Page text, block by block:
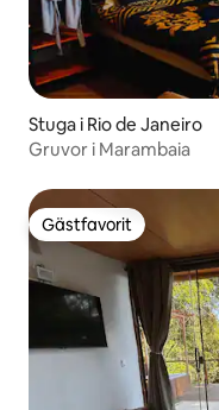
Stuga i Rio de Janeiro
Gruvor i Marambaia
Gästfavorit
Gästfavorit